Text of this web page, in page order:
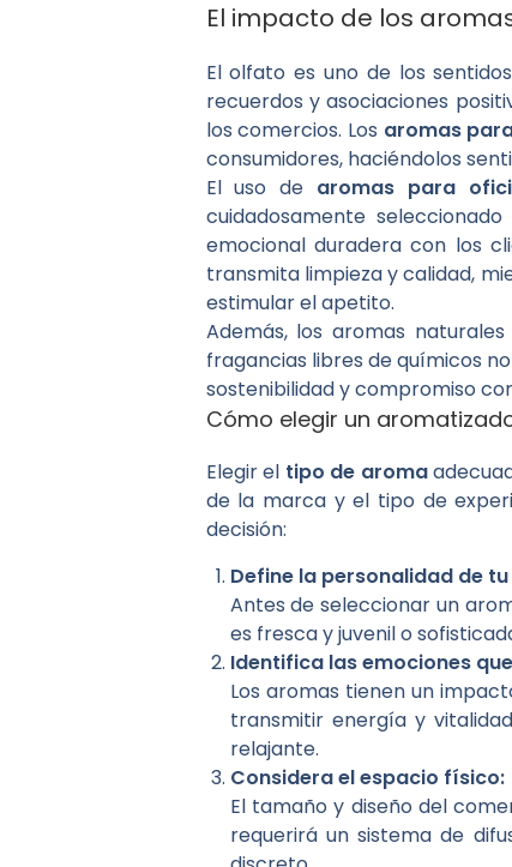
El impacto de los
El olfato es uno de los
recuerdos y asociaciones
los comercios. Los aromas
consumidores, haciéndolos
El uso de aromas para
cuidadosamente
emocional duradera con los
transmita limpieza y calidad,
estimular el apetito.
Además, los aromas
fragancias libres de químicos
sostenibilidad y compromiso
Cómo elegir un
Elegir el tipo de aroma
de la marca y el tipo de
decisión:
Define la personalidad de
Antes de seleccionar un
es fresca y juvenil o
Identifica las emociones
Los aromas tienen un
transmitir energía y
relajante.
Considera el espacio físico:
El tamaño y diseño del
requerirá un sistema de